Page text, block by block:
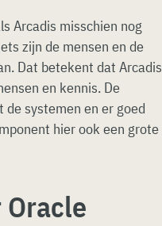
Arcadis misschien nog
zijn de mensen en de
Dat betekent dat Arcadis
en kennis. De
systemen en er goed
hier ook een grote